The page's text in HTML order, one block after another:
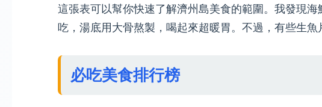
這張表可以幫你快速了解濟州島美食的範圍。我發現
吃，湯底用大骨熬製，喝起來超暖胃。不過，有些生魚
必吃美食排行榜